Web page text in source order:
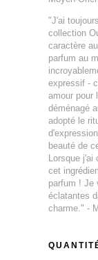
"J'ai
collection
caractère
parfum au
expressif -
amour pour
déménagé
adopté le
beauté de
Lorsque j'ai
cet
parfum ! Je
éclatantes
charme." -